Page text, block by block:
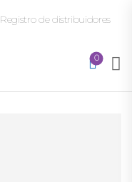
Registro de distribuidores
0